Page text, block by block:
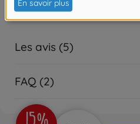
Les avis (5)
FAQ (2)